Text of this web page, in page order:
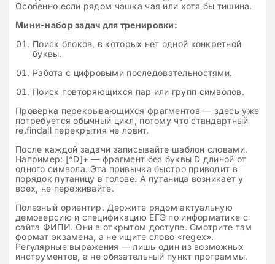
Особенно если рядом чашка чая или хотя бы тишина.
Мини-набор задач для тренировки:
Поиск блоков, в которых нет одной конкретной
буквы.
Работа с цифровыми последовательностями.
Поиск повторяющихся пар или групп символов.
Проверка перекрывающихся фрагментов — здесь уже
потребуется обычный цикл, потому что стандартный
re.findall перекрытия не ловит.
После каждой задачи записывайте шаблон словами.
Например: [^D]+ — фрагмент без буквы D длиной от
одного символа. Эта привычка быстро приводит в
порядок путаницу в голове. А путаница возникает у
всех, не переживайте.
Полезный ориентир. Держите рядом актуальную
демоверсию и спецификацию ЕГЭ по информатике с
сайта ФИПИ. Они в открытом доступе. Смотрите там
формат экзамена, а не ищите слово «regex».
Регулярные выражения — лишь один из возможных
инструментов, а не обязательный пункт программы.